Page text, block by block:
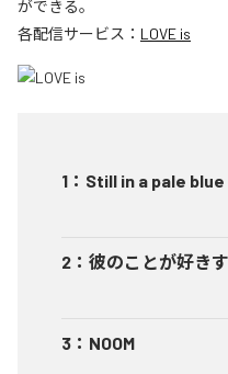
ができる。
各配信サービス： LOVE is
1 ： Still in a pale blue
2 ： 彼のことが好き
3 ： NOOM